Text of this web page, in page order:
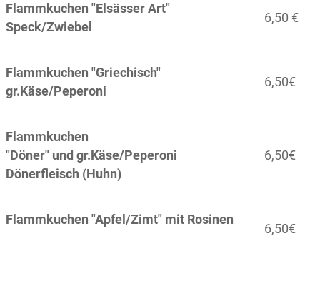
Flammkuchen "Elsässer Art"
Speck/Zwiebel
6,50 €
Flammkuchen "Griechisch"
gr.Käse/Peperoni
6,50€
Flammkuchen
"Döner" und gr.Käse/Peperoni
Dönerfleisch (Huhn)
6,50€
Flammkuchen "Apfel/Zimt" mit Rosinen
6,50€